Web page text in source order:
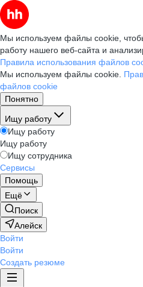
Мы используем файлы cookie,
работу нашего веб-сайта и
Правила использования файлов
Мы используем файлы cookie.
файлов cookie
Понятно
Ищу работу
Ищу работу
Ищу работу
Ищу сотрудника
Сервисы
Помощь
Ещё
Поиск
Алейск
Войти
Войти
Создать резюме